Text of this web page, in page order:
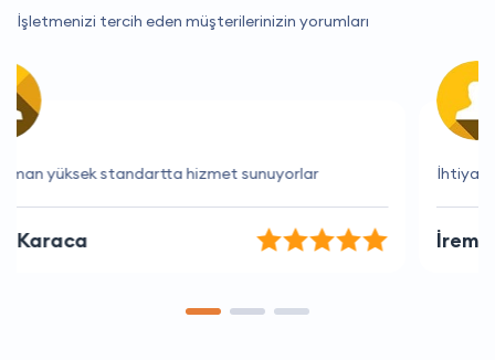
İşletmenizi tercih eden müşterilerinizin yorumları
İhtiyaçlarımı tam olarak karşılayan bir hizmet.
İrem Yaman